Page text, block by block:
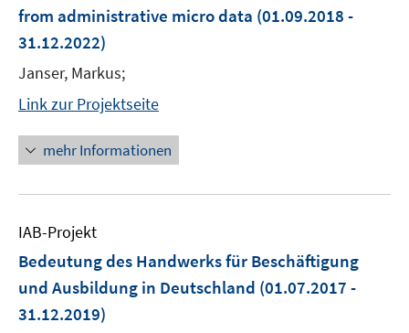
from administrative micro data (01.09.2018 -
31.12.2022)
Janser, Markus;
Link zur Projektseite
mehr Informationen
IAB-Projekt
Bedeutung des Handwerks für Beschäftigung
und Ausbildung in Deutschland (01.07.2017 -
31.12.2019)